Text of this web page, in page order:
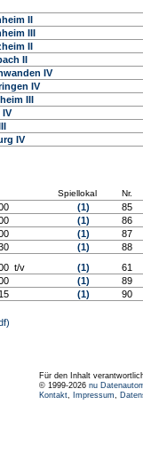
II
III
II
II
IV
IV
III
IV
IV
Spiellokal Nr.
(1) 85
(1) 86
(1) 87
(1) 88
t/v (1) 61
(1) 89
(1) 90
Für den Inhalt
© 1999-2026 nu
Kontakt, Impressum,